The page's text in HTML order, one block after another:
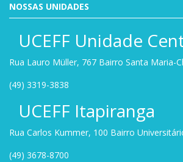
NOSSAS UNIDADES
UCEFF Unidade
Rua Lauro Müller, 767 Bairro Santa Maria-
(49) 3319-3838
UCEFF Itapiranga
Rua Carlos Kummer, 100 Bairro
(49) 3678-8700